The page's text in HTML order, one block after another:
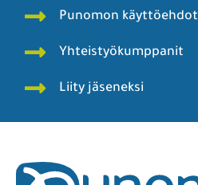
Punomon käyttöehdot
Yhteistyökumppanit
Liity jäseneksi